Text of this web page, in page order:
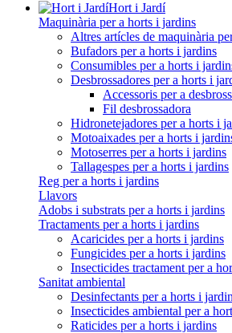
Hort i Jardí
Maquinària per a horts i jardins
Altres artícles de maquinària
Bufadors per a horts i jardins
Consumibles per a horts i
Desbrossadores per a horts i
Accessoris per a
Fil desbrossadora
Hidronetejadores per a horts i
Motoaixades per a horts i
Motoserres per a horts i jardins
Tallagespes per a horts i jardins
Reg per a horts i jardins
Llavors
Adobs i substrats per a horts i jardins
Tractaments per a horts i jardins
Acaricides per a horts i jardins
Fungicides per a horts i jardins
Insecticides tractament per a
Sanitat ambiental
Desinfectants per a horts i
Insecticides ambiental per a
Raticides per a horts i jardins